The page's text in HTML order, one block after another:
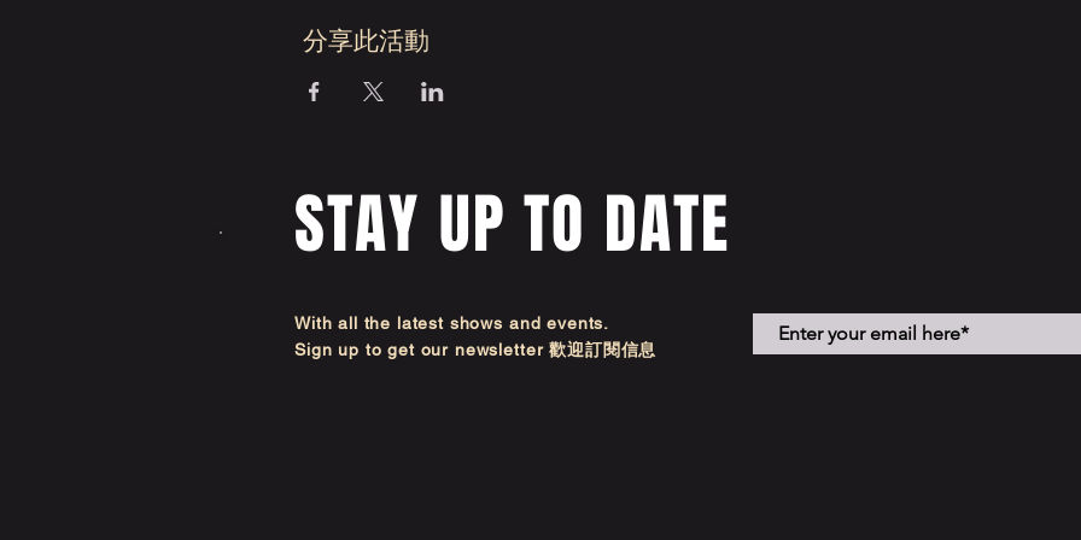
分享此活動
STAY UP TO DATE
With all the latest shows and events.
Sign up to get our newsletter 歡迎訂閱信息